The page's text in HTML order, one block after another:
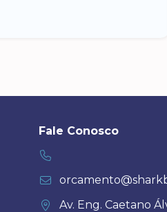
Fale Conosco
Av. Eng. Caetano